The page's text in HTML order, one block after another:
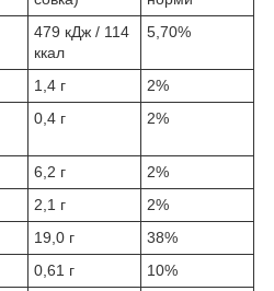
479 кДж / 114
ккал
5,70%
1,4 г
2%
0,4 г 2%
6,2 г
2%
2,1 г
2%
19,0 г
38%
0,61 г
10%